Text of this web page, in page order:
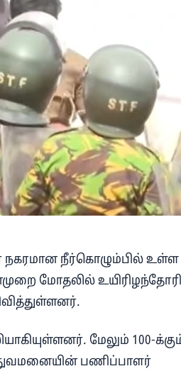
நீர்கொழும்பில் உள்ள
மோதலில்
மேலும் 100-
பணிப்பாளர்